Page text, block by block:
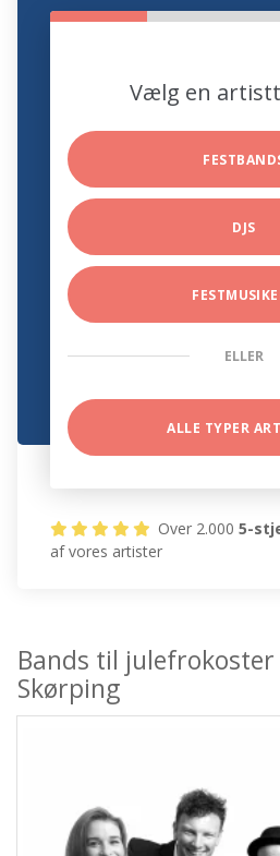
Vælg en
DJS
ELLER
ALLE TYPER
Over 2.0005-
af vores artister
Bands til
Skørping